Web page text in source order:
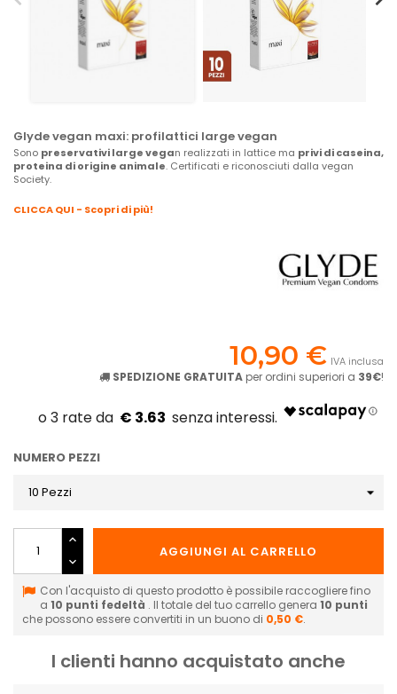
Glyde vegan maxi: profilattici large vegan
Sono preservativi large vegan realizzati in lattice ma privi di caseina,
proteina di origine animale. Certificati e riconosciuti dalla vegan
Society.
CLICCA QUI - Scopri di più!
10,90 € IVA inclusa
SPEDIZIONE GRATUITA per ordini superiori a 39€!
€ 3.63
NUMERO PEZZI
AGGIUNGI AL CARRELLO
Con l'acquisto di questo prodotto è possibile raccogliere fino
a 10 punti fedeltà . Il totale del tuo carrello genera 10 punti
che possono essere convertiti in un buono di 0,50 €.
I clienti hanno acquistato anche